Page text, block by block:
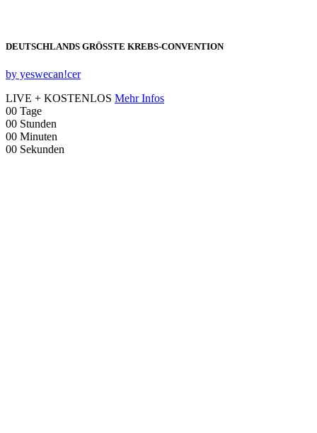
DEUTSCHLANDS GRÖSSTE KREBS‑CONVENTION
by yeswecan!cer
LIVE + KOSTENLOS Mehr Infos
00 Tage
00 Stunden
00 Minuten
00 Sekunden